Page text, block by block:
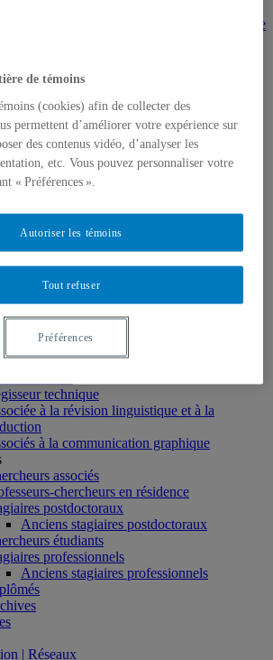
– Gestion et valorisation du patrimoine
et représentations
Patrimonialisation et représentations
en milieu urbain
| Événements
des partenariats
technique
à la révision linguistique et à la
à la communication graphique
associés
chercheurs en résidence
postdoctoraux
Anciens stagiaires postdoctoraux
étudiants
professionnels
Anciens stagiaires professionnels
| Réseaux
de témoins
(cookies) afin de collecter des
permettent d’améliorer votre expérience sur
des contenus vidéo, d’analyser les
etc. Vous pouvez personnaliser votre
« Préférences ».
Tout refuser
Autoriser les témoins
Préférences